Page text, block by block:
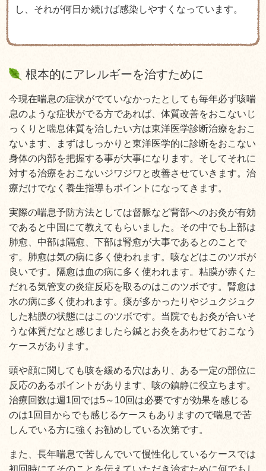
し、それが何日か続けば感染しやすくなっています。
根本的にアレルギーを治すために
今現在喘息の症状がでていなかったとしても毎年必ず咳喘
息のような症状がでる方であれば、体質改善をおこないじ
っくりと喘息体質を治したい方は東洋医学診断治療をおこ
ないます、まずはしっかりと東洋医学的に診断をおこない
身体の内部を把握する事が大事になります。そしてそれに
対する治療をおこないジワジワと改善させていきます。治
療だけでなく養生指導もポイントになってきます。
実際の喘息予防方法としては督脈など背部へのお灸が有効
であると中国にて教えてもらいました。その中でも上部は
肺愈、中部は隔愈、下部は腎愈が大事であるとのことで
す。肺愈は気の病に多く使われます。咳などはこのツボが
良いです。隔愈は血の病に多く使われます。粘膜が赤くた
だれる気管支の炎症反応を取るのはこのツボです。腎愈は
水の病に多く使われます。痰が多かったりやジュクジュク
した粘膜の状態にはこのツボです。当院でもお灸が合いそ
うな体質だなと感じましたら鍼とお灸をあわせておこなう
ケースがあります。
頭や顔に関しても咳を緩める穴はあり、ある一定の部位に
反応のあるポイントがあります、咳の鎮静に役立ちます。
治療回数は週1回では5～10回は必要ですが効果を感じる
のは1回目からでも感じるケースもありますので喘息で苦
しんでいる方に強くお勧めしている次第です。
また、長年喘息で苦しんでいて慢性化しているケースでは
初回時にてそのことを伝えていただき治すために何でもし